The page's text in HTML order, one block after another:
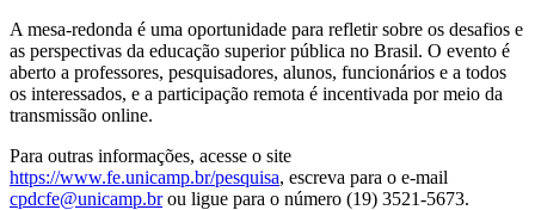
A mesa-redonda é uma oportunidade para refletir sobre os desafios e
as perspectivas da educação superior pública no Brasil. O evento é
aberto a professores, pesquisadores, alunos, funcionários e a todos
os interessados, e a participação remota é incentivada por meio da
transmissão online.
Para outras informações, acesse o site
https://www.fe.unicamp.br/pesquisa, escreva para o e-mail
cpdcfe@unicamp.brou ligue para o número (19) 3521-5673.